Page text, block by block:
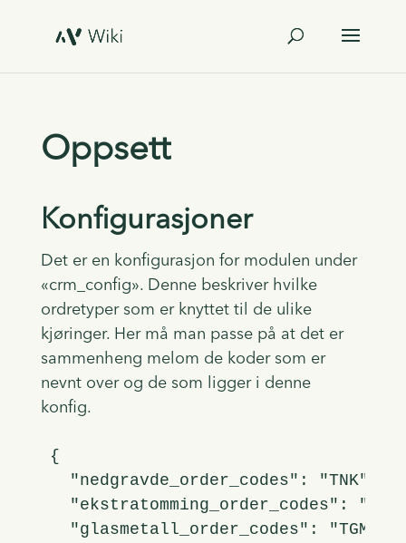
Oppsett
Konfigurasjoner
Det er en konfigurasjon for modulen under
«crm_config». Denne beskriver hvilke
ordretyper som er knyttet til de ulike
kjøringer. Her må man passe på at det er
sammenheng melom de koder som er
nevnt over og de som ligger i denne
konfig.
{
  "nedgravde_order_codes": "TNK",
"ekstratomming_order_codes":
  "glasmetall_order_codes": "TGM",